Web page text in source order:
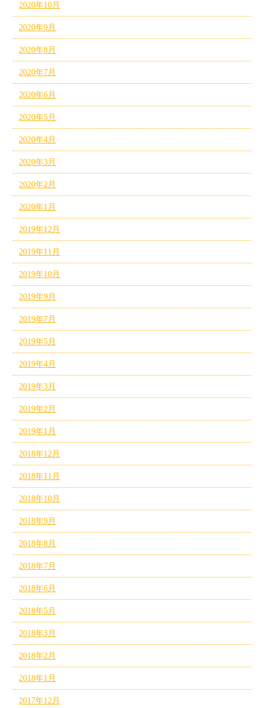
2020年10月
2020年9月
2020年8月
2020年7月
2020年6月
2020年5月
2020年4月
2020年3月
2020年2月
2020年1月
2019年12月
2019年11月
2019年10月
2019年9月
2019年7月
2019年5月
2019年4月
2019年3月
2019年2月
2019年1月
2018年12月
2018年11月
2018年10月
2018年9月
2018年8月
2018年7月
2018年6月
2018年5月
2018年3月
2018年2月
2018年1月
2017年12月